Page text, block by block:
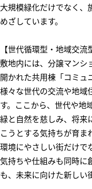
大規模緑化だけでなく、
めざしています。
【世代循環型・地域交流
敷地内には、分譲マンシ
開かれた共用棟「コミュ
様々な世代の交流や地域
す。ここから、世代や地
緑と自然を慈しみ、将来
こうとする気持ちが育ま
環境にやさしい街だけで
気持ちや仕組みも同時に
も、未来に向けた新しい